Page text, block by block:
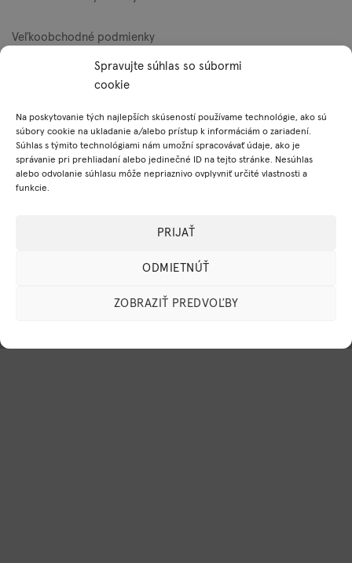
Spravujte súhlas so súbormi
cookie
Na poskytovanie tých najlepších skúseností používame technológie, ako sú
súbory cookie na ukladanie a/alebo prístup k informáciám o zariadení.
Súhlas s týmito technológiami nám umožní spracovávať údaje, ako je
správanie pri prehliadaní alebo jedinečné ID na tejto stránke. Nesúhlas
alebo odvolanie súhlasu môže nepriaznivo ovplyvniť určité vlastnosti a
funkcie.
PRIJAŤ
ODMIETNÚŤ
ZOBRAZIŤ PREDVOĽBY
Veľkoobchodné podmienky
Reklamačný poriadok
Zásady používania súborov cookie (EÚ)
Platobné metódy
© 2026 Mylo, s.r.o. Všetky práva vyhradené.